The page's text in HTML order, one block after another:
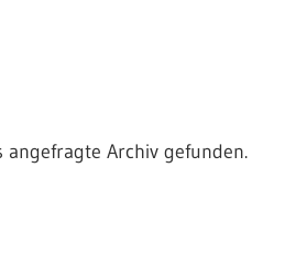
Archiv gefunden.